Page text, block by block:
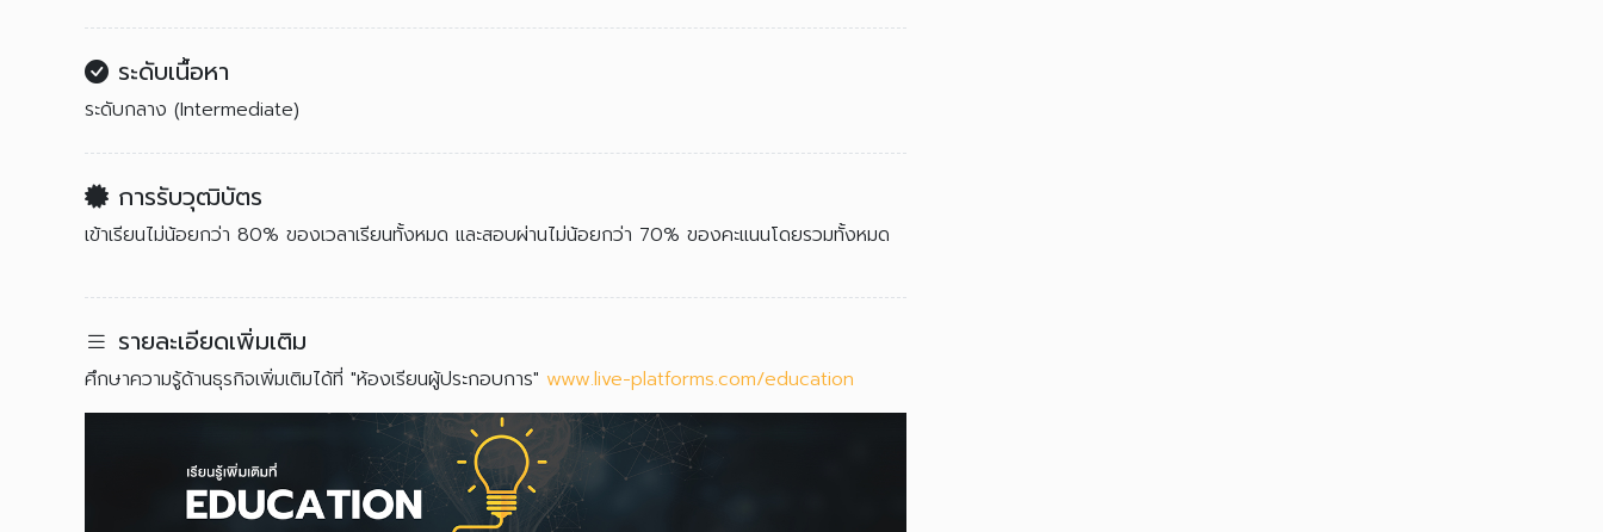
ระดับเนื้อหา
ระดับกลาง (Intermediate)
การรับวุฒิบัตร
เข้าเรียนไม่น้อยกว่า 80% ของเวลาเรียนทั้งหมด และสอบผ่านไม่น้อยกว่า 70% ของคะแนนโดยรวมทั้งหมด
รายละเอียดเพิ่มเติม
ศึกษาความรู้ด้านธุรกิจเพิ่มเติมได้ที่ "ห้องเรียนผู้ประกอบการ" www.live-platforms.com/education